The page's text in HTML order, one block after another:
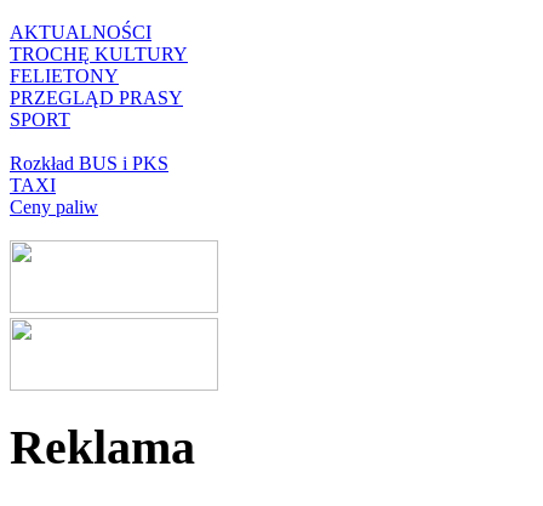
AKTUALNOŚCI
TROCHĘ KULTURY
FELIETONY
PRZEGLĄD PRASY
SPORT
Rozkład BUS i PKS
TAXI
Ceny paliw
Reklama